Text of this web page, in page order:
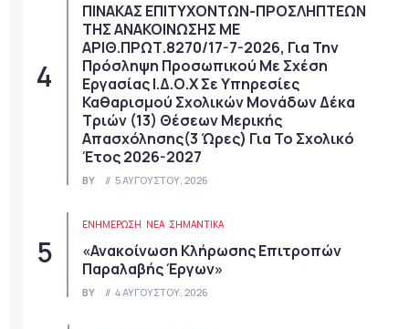
ΠΙΝΑΚΑΣ ΕΠΙΤΥΧΟΝΤΩΝ-ΠΡΟΣΛΗΠΤΕΩΝ
ΤΗΣ ΑΝΑΚΟΙΝΩΣΗΣ ΜΕ
ΑΡΙΘ.ΠΡΩΤ.8270/17-7-2026, Για Την
Πρόσληψη Προσωπικού Με Σχέση
Εργασίας Ι.Δ.Ο.Χ Σε Υπηρεσίες
Καθαρισμού Σχολικών Μονάδων Δέκα
Τριών (13) Θέσεων Μερικής
Απασχόλησης(3 Ώρες) Για Το Σχολικό
Έτος 2026-2027
BY 5 ΑΥΓΟΎΣΤΟΥ, 2026
ΕΝΗΜΕΡΩΣΗ ΝΈΑ ΣΗΜΑΝΤΙΚΆ
«Ανακοίνωση Κλήρωσης Επιτροπών
Παραλαβής Έργων»
BY 4 ΑΥΓΟΎΣΤΟΥ, 2026